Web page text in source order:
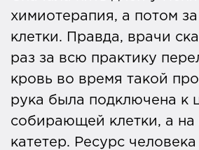
эритроцитов. Этот
материал называется
стволовыми клетками,
переливают человеку,
его.
химиотерапия, а потом
клетки. Правда, врачи
раз за всю практику
кровь во время такой
рука была подключена к
собирающей клетки, а на
катетер. Ресурс